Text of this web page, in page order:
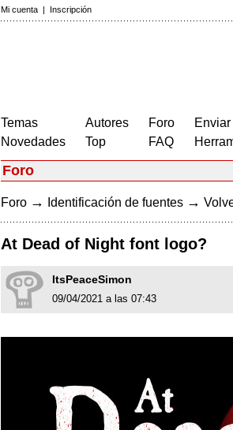
Mi cuenta | Inscripción
Temas
Novedades
Autores
Top
Foro
FAQ
Foro
Foro → Identificación de fuentes →
At Dead of Night font logo?
ItsPeaceSimon
09/04/2021 a las 07:43